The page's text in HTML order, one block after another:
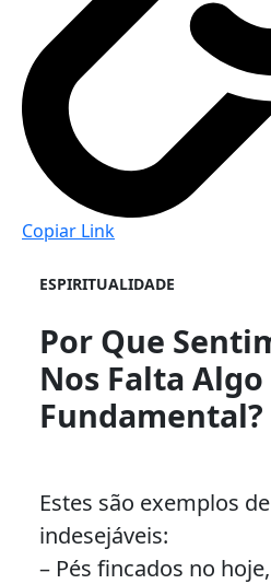
Copiar Link
ESPIRITUALIDADE
Por Que
Nos Falta Algo
Fundamental?
Estes são exemplos
indesejáveis:
– Pés fincados no